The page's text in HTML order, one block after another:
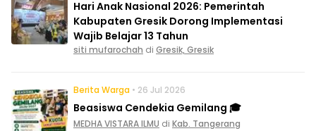
Hari Anak Nasional 2026: Pemerintah
Kabupaten Gresik Dorong Implementasi
Wajib Belajar 13 Tahun
siti mufarochah di Gresik, Gresik
Berita Warga • 26 Jul 2026
Beasiswa Cendekia Gemilang 🎓
MEDHA VISTARA ILMU di Kab. Tangerang